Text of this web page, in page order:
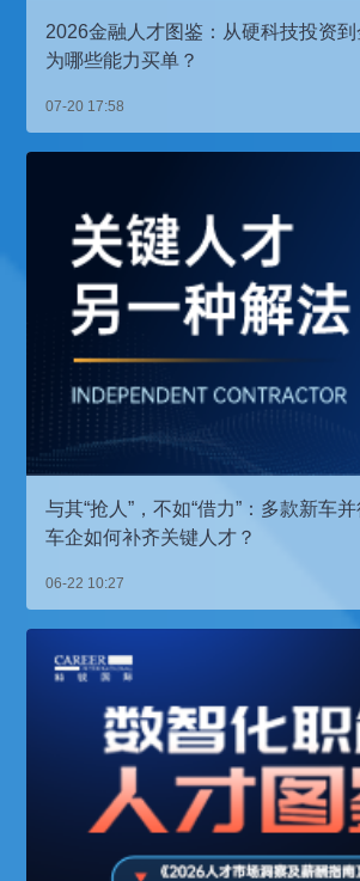
2026金融人才图鉴：从硬科技投资
为哪些能力买单？
07-20 17:58
与其“抢人”，不如“借力”：多款新车
车企如何补齐关键人才？
06-22 10:27